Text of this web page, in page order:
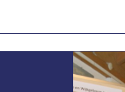
De collectiebank/
de reacties van de